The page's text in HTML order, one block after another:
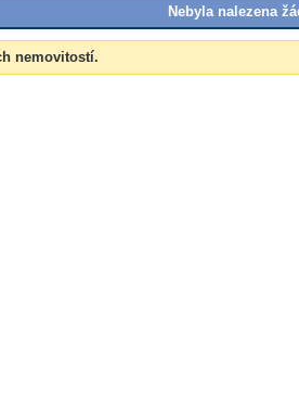
Nebyla nalezena
nemovitostí.